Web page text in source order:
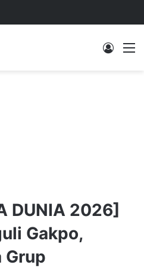
Log In
DUNIA 2026]
Gakpo,
Grup